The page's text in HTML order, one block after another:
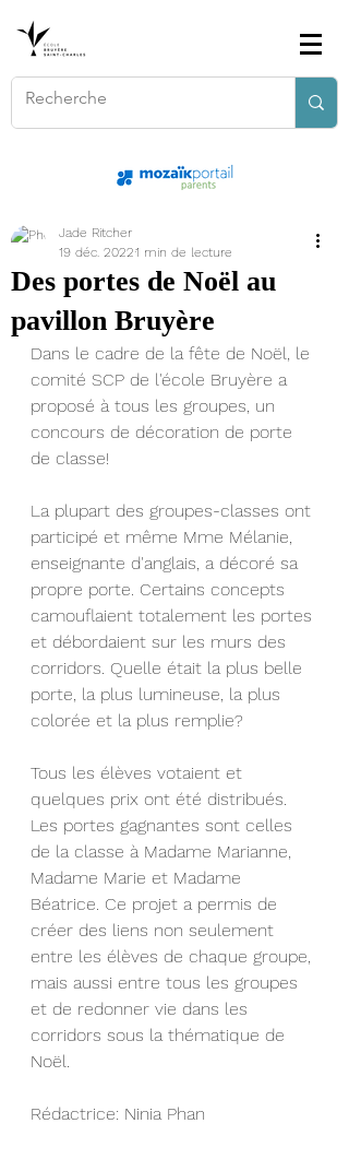
Des portes de Noël au
pavillon Bruyère
Jade Ritcher
19 déc. 20221 min de lecture
Dans le cadre de la fête de Noël, le
comité SCP de l'école Bruyère a
proposé à tous les groupes, un
concours de décoration de porte
de classe!
La plupart des groupes-classes ont
participé et même Mme Mélanie,
enseignante d'anglais, a décoré sa
propre porte. Certains concepts
camouflaient totalement les portes
et débordaient sur les murs des
corridors. Quelle était la plus belle
porte, la plus lumineuse, la plus
colorée et la plus remplie?
Tous les élèves votaient et
quelques prix ont été distribués.
Les portes gagnantes sont celles
de la classe à Madame Marianne,
Madame Marie et Madame
Béatrice. Ce projet a permis de
créer des liens non seulement
entre les élèves de chaque groupe,
mais aussi entre tous les groupes
et de redonner vie dans les
corridors sous la thématique de
Noël.
Rédactrice: Ninia Phan